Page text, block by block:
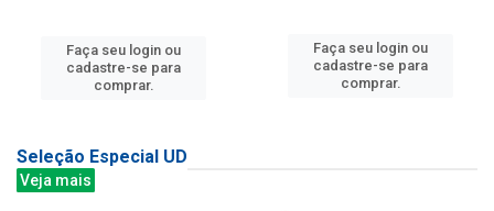
Faça seu login ou
cadastre-se para
comprar.
Faça seu login ou
cadastre-se para
comprar.
Seleção Especial UD
Veja mais